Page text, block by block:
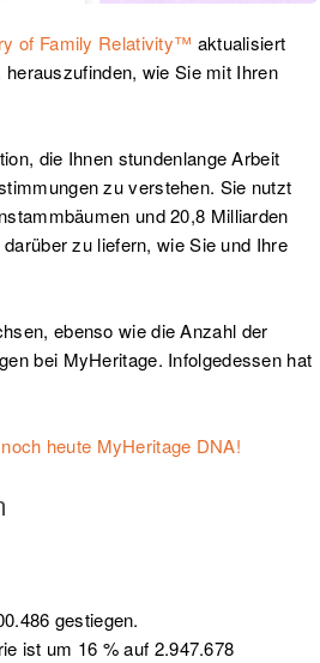
of Family Relativity™ aktualisiert
wie Sie mit Ihren
die Ihnen stundenlange Arbeit
zu verstehen. Sie nutzt
und 20,8 Milliarden
zu liefern, wie Sie und Ihre
ebenso wie die Anzahl der
bei MyHeritage. Infolgedessen hat
heute MyHeritage DNA!
gestiegen.
ist um 16 % auf 2.947.678